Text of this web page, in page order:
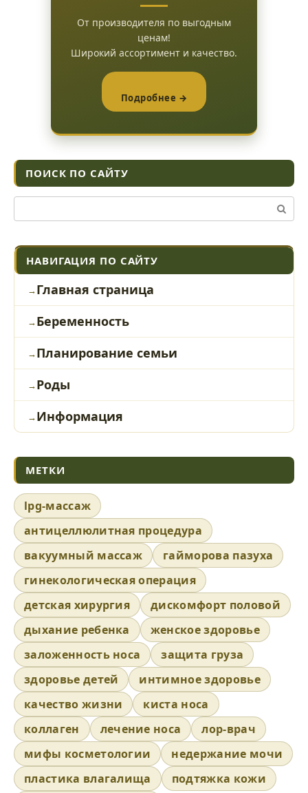
От производителя по выгодным
ценам!
Широкий ассортимент и качество.
Подробнее →
ПОИСК ПО САЙТУ
НАВИГАЦИЯ ПО САЙТУ
Главная страница
Беременность
Планирование семьи
Роды
Информация
МЕТКИ
lpg-массаж
антицеллюлитная процедура
вакуумный массаж
гайморова пазуха
гинекологическая операция
детская хирургия
дискомфорт половой
дыхание ребенка
женское здоровье
заложенность носа
защита груза
здоровье детей
интимное здоровье
качество жизни
киста носа
коллаген
лечение носа
лор-врач
мифы косметологии
недержание мочи
пластика влагалища
подтяжка кожи